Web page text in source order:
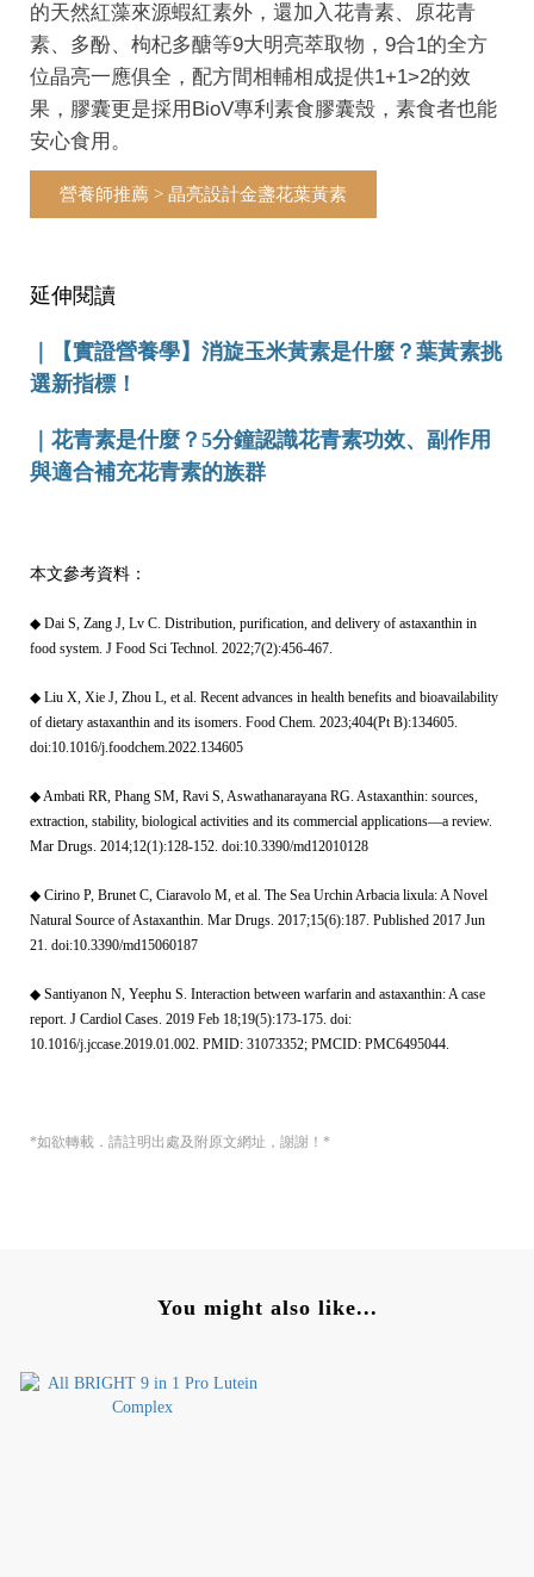
的天然紅藻來源蝦紅素外，還加入花青素、原花青
素、多酚、枸杞多醣等9大明亮萃取物，9合1的全方
位晶亮一應俱全，配方間相輔相成提供1+1>2的效
果，膠囊更是採用BioV專利素食膠囊殼，素食者也能
安心食用。
營養師推薦 > 晶亮設計金盞花葉黃素
延伸閱讀
【實證營養學】消旋玉米黃素是什麼？葉黃素挑
選新指標！
花青素是什麼？5分鐘認識花青素功效、副作用
與適合補充花青素的族群
本文參考資料：
◆ Dai S, Zang J, Lv C. Distribution, purification, and delivery of astaxanthin in
food system. J Food Sci Technol. 2022;7(2):456-467.
◆ Liu X, Xie J, Zhou L, et al. Recent advances in health benefits and bioavailability
of dietary astaxanthin and its isomers. Food Chem. 2023;404(Pt B):134605.
doi:10.1016/j.foodchem.2022.134605
◆ Ambati RR, Phang SM, Ravi S, Aswathanarayana RG. Astaxanthin: sources,
extraction, stability, biological activities and its commercial applications—a review.
Mar Drugs. 2014;12(1):128-152. doi:10.3390/md12010128
◆ Cirino P, Brunet C, Ciaravolo M, et al. The Sea Urchin Arbacia lixula: A Novel
Natural Source of Astaxanthin. Mar Drugs. 2017;15(6):187. Published 2017 Jun
21. doi:10.3390/md15060187
◆ Santiyanon N, Yeephu S. Interaction between warfarin and astaxanthin: A case
report. J Cardiol Cases. 2019 Feb 18;19(5):173-175. doi:
10.1016/j.jccase.2019.01.002. PMID: 31073352; PMCID: PMC6495044.
*如欲轉載．請註明出處及附原文網址，謝謝！*
You might also like...